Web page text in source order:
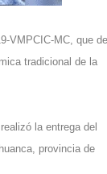
VMPCIC-MC, que
tradicional de la
la entrega del
provincia de